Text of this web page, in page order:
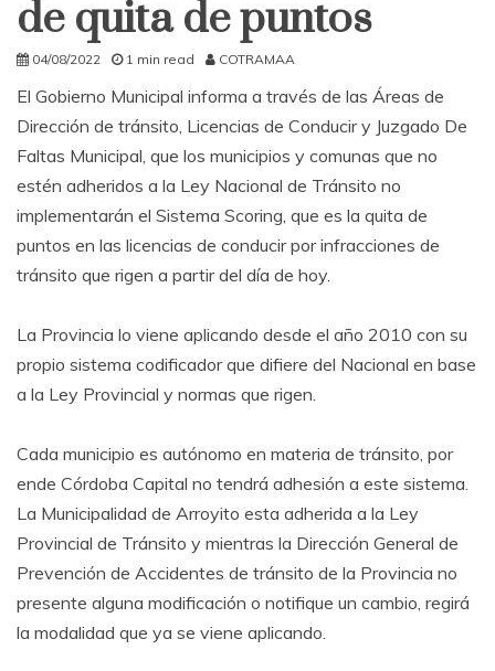
de quita de puntos
04/08/2022 1 min read COTRAMAA
El Gobierno Municipal informa a través de las Áreas de
Dirección de tránsito, Licencias de Conducir y Juzgado De
Faltas Municipal, que los municipios y comunas que no
estén adheridos a la Ley Nacional de Tránsito no
implementarán el Sistema Scoring, que es la quita de
puntos en las licencias de conducir por infracciones de
tránsito que rigen a partir del día de hoy.
La Provincia lo viene aplicando desde el año 2010 con su
propio sistema codificador que difiere del Nacional en base
a la Ley Provincial y normas que rigen.
Cada municipio es autónomo en materia de tránsito, por
ende Córdoba Capital no tendrá adhesión a este sistema.
La Municipalidad de Arroyito esta adherida a la Ley
Provincial de Tránsito y mientras la Dirección General de
Prevención de Accidentes de tránsito de la Provincia no
presente alguna modificación o notifique un cambio, regirá
la modalidad que ya se viene aplicando.